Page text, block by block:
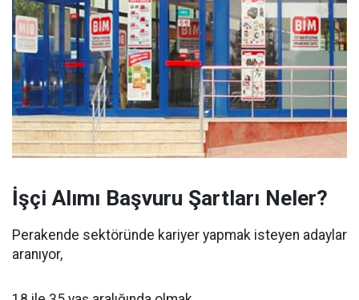
İşçi Alımı Başvuru Şartları Neler?
Perakende sektöründe kariyer yapmak isteyen adaylar
aranıyor,